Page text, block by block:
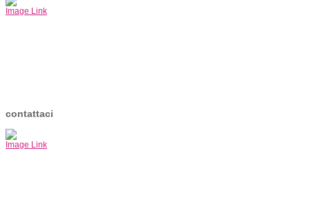
Image Link
contattaci
Image Link